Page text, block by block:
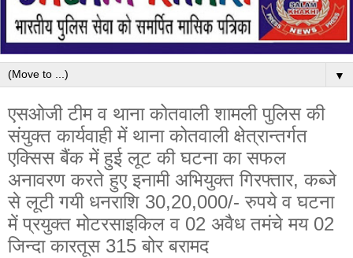
▼
एसओजी टीम व थाना कोतवाली शामली पुलिस की
संयुक्त कार्यवाही में थाना कोतवाली क्षेत्रान्तर्गत
एक्सिस बैंक में हुई लूट की घटना का सफल
अनावरण करते हुए इनामी अभियुक्त गिरफ्तार, कब्जे
से लूटी गयी धनराशि 30,20,000/- रुपये व घटना
में प्रयुक्त मोटरसाइकिल व 02 अवैध तमंचे मय 02
जिन्दा कारतूस 315 बोर बरामद